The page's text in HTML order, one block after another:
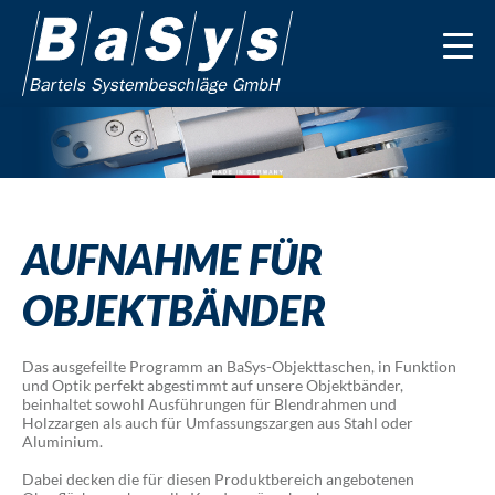
AUFNAHME FÜR
OBJEKTBÄNDER
Das ausgefeilte Programm an BaSys-Objekttaschen, in Funktion
und Optik perfekt abgestimmt auf unsere Objektbänder,
beinhaltet sowohl Ausführungen für Blendrahmen und
Holzzargen als auch für Umfassungszargen aus Stahl oder
Aluminium.
Dabei decken die für diesen Produktbereich angebotenen